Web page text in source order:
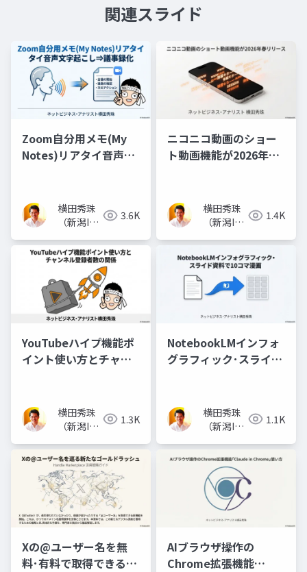
関連スライド
Zoom自分用メモ(My
Notes)リアタイ音声文
横田秀珠
（新潟IT
タント）
3.6K
ニコニコ動画のショー
ト動画機能が2026年春
横田秀珠
（新潟IT
1.4K
YouTubeハイプ機能ポ
イント使い方とチャン
横田秀珠
（新潟IT
タント）
1.3K
NotebookLMインフォ
グラフィック･スライド
横田秀珠
（新潟IT
1.1K
Xの@ユーザー名を無
料･有料で取得できる
AIブラウザ操作の
Chrome拡張機能